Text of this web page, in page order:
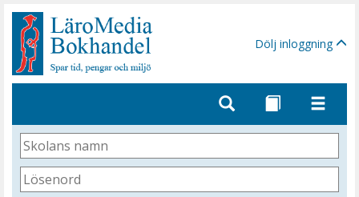
Gå
sidinnehåll
Dölj inloggning
Skolans
namn
Lösenord